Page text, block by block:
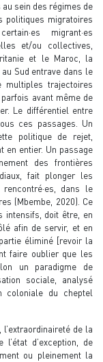
sein des régimes de
politiques migratoires
migrant·es
et/ou collectives,
et le Maroc, la
Sud entrave dans le
trajectoires
avant même de
Le différentiel entre
ces passages. Un
politique de rejet,
entier. Un passage
des frontières
fait plonger les
rencontré·es, dans le
(Mbembe, 2020). Ce
intensifs, doit être, en
afin de servir, et en
éliminé [revoir la
faire oublier que les
un paradigme de
sociale, analysé
coloniale du cheptel
l’extraordinaireté de la
d’exception, de
ou pleinement la